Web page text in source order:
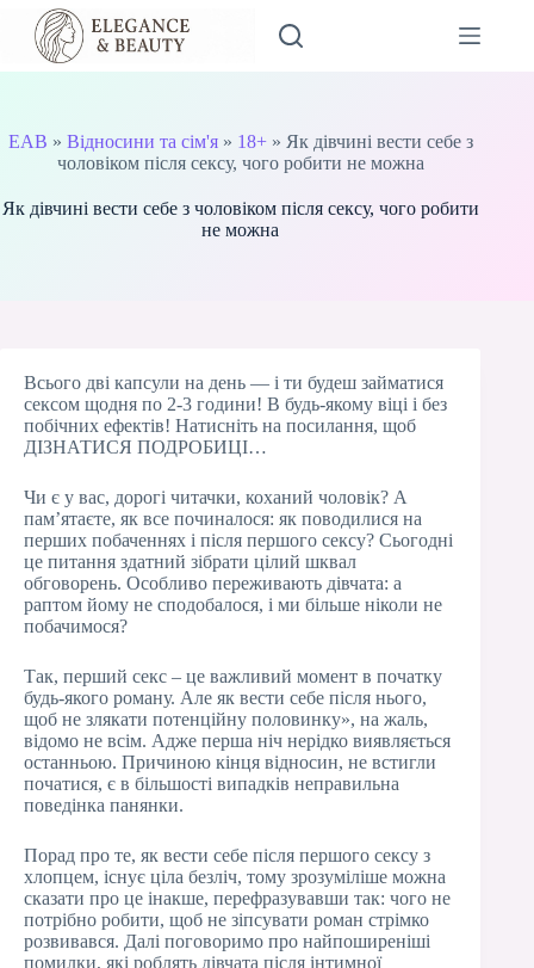
Перейти
вмісту
EAB » Відносини та сім'я» 18+» Як дівчині вести себе з
чоловіком після сексу, чого робити не можна
Як дівчині вести себе з чоловіком після сексу, чого робити
не можна
Всього дві капсули на день — і ти будеш займатися
сексом щодня по 2-3 години! В будь-якому віці і без
побічних ефектів! Натисніть на посилання, щоб
ДІЗНАТИСЯ ПОДРОБИЦІ…
Чи є у вас, дорогі читачки, коханий чоловік? А
пам’ятаєте, як все починалося: як поводилися на
перших побаченнях і після першого сексу? Сьогодні
це питання здатний зібрати цілий шквал
обговорень. Особливо переживають дівчата: а
раптом йому не сподобалося, і ми більше ніколи не
побачимося?
Так, перший секс – це важливий момент в початку
будь-якого роману. Але як вести себе після нього,
щоб не злякати потенційну половинку», на жаль,
відомо не всім. Адже перша ніч нерідко виявляється
останньою. Причиною кінця відносин, не встигли
початися, є в більшості випадків неправильна
поведінка панянки.
Порад про те, як вести себе після першого сексу з
хлопцем, існує ціла безліч, тому зрозуміліше можна
сказати про це інакше, перефразувавши так: чого не
потрібно робити, щоб не зіпсувати роман стрімко
розвивався. Далі поговоримо про найпоширеніші
помилки, які роблять дівчата після інтимної